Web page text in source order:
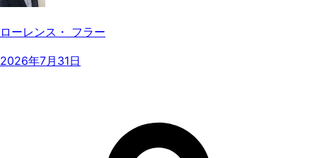
ローレンス・ フラー
2026年7月31日